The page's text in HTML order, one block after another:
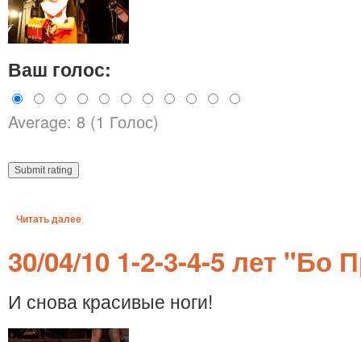
Ваш голос:
Average: 8 (1 Голос)
Читать далее
30/04/10 1-2-3-4-5 лет "Бо
И снова красивые ноги!